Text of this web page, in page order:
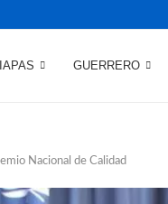
GUERRERO
Nacional de Calidad